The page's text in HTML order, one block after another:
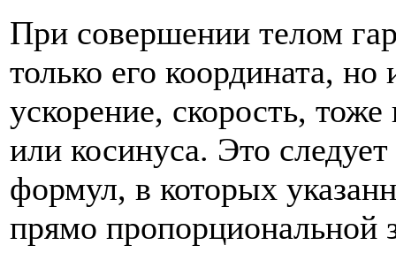
При совершении телом
только его координата,
ускорение, скорость,
или косинуса. Это
формул, в которых
прямо пропорциональной